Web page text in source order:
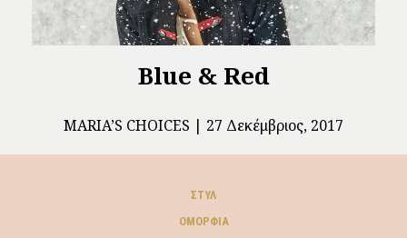
Blue & Red
ΜARIA’S CHOICES 27 Δεκέμβριος, 2017
ΣΤΥΛ
ΟΜΟΡΦΙΆ